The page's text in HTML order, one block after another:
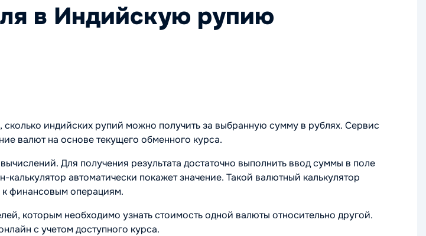
в Индийскую рупию
индийских рупий можно получить за выбранную сумму в рублях. Сервис
валют на основе текущего обменного курса.
Для получения результата достаточно выполнить ввод суммы в поле
автоматически покажет значение. Такой валютный калькулятор
к финансовым операциям.
которым необходимо узнать стоимость одной валюты относительно другой.
с учетом доступного курса.